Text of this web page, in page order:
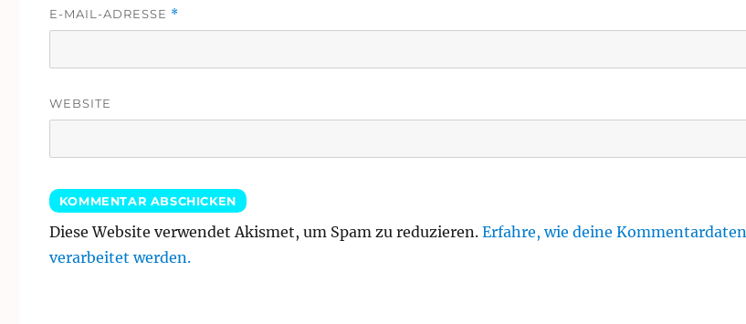
E-MAIL-ADRESSE *
WEBSITE
Diese Website verwendet Akismet, um Spam zu reduzieren. Erfahre, wie deine Kommentardaten
verarbeitet werden.